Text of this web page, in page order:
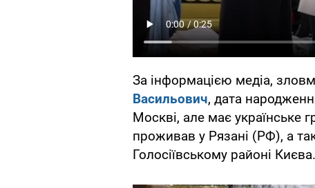
За інформацією медіа,
Васильович, дата
Москві, але має українське
проживав у Рязані (РФ), а
Голосіївському районі Києва.